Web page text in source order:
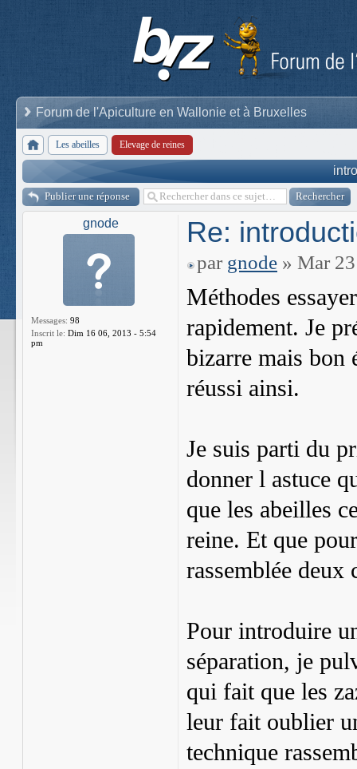
Forum de l'Apiculture en Wallonie et à Bruxelles
Les abeilles Elevage de reines
Publier une réponse
gnode
Messages: 98
Inscrit le: Dim 16 06, 2013 - 5:54
pm
Re:
par gnode » Mar
Méthodes
rapidement. Je
bizarre mais bon
réussi ainsi.
Je suis parti du
donner l astuce
que les abeilles
reine. Et que
rassemblée deux
Pour introduire
séparation, je
qui fait que les
leur fait oublier
technique